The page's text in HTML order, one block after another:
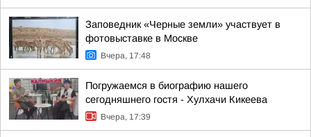
Заповедник «Черные земли» участвует в
фотовыставке в Москве
Вчера, 17:48
Погружаемся в биографию нашего
сегодняшнего гостя - Хулхачи Кикеева
Вчера, 17:39